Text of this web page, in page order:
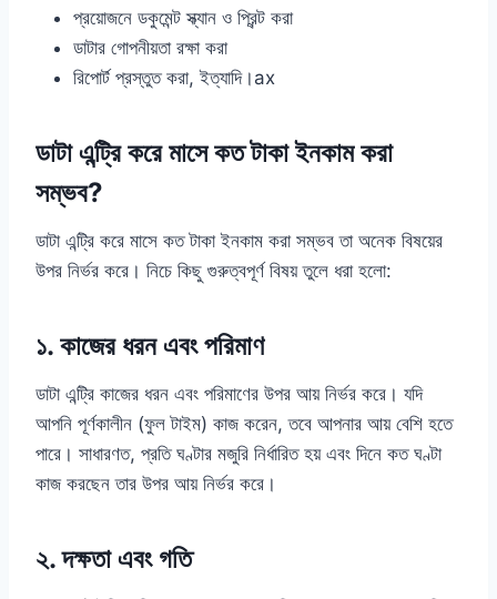
প্রয়োজনে ডকুমেন্ট স্ক্যান ও প্রিন্ট করা
ডাটার গোপনীয়তা রক্ষা করা
রিপোর্ট প্রস্তুত করা, ইত্যাদি।ax
ডাটা এন্ট্রি করে মাসে কত টাকা ইনকাম করা
সম্ভব?
ডাটা এন্ট্রি করে মাসে কত টাকা ইনকাম করা সম্ভব তা অনেক বিষয়ের
উপর নির্ভর করে। নিচে কিছু গুরুত্বপূর্ণ বিষয় তুলে ধরা হলো:
১. কাজের ধরন এবং পরিমাণ
ডাটা এন্ট্রি কাজের ধরন এবং পরিমাণের উপর আয় নির্ভর করে। যদি
আপনি পূর্ণকালীন (ফুল টাইম) কাজ করেন, তবে আপনার আয় বেশি হতে
পারে। সাধারণত, প্রতি ঘণ্টার মজুরি নির্ধারিত হয় এবং দিনে কত ঘণ্টা
কাজ করছেন তার উপর আয় নির্ভর করে।
২. দক্ষতা এবং গতি